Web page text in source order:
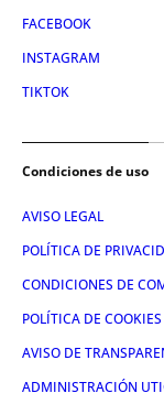
FACEBOOK
INSTAGRAM
TIKTOK
Condiciones de uso
AVISO LEGAL
POLÍTICA DE
CONDICIONES DE
POLÍTICA DE COOKIES
AVISO DE
ADMINISTRACIÓN